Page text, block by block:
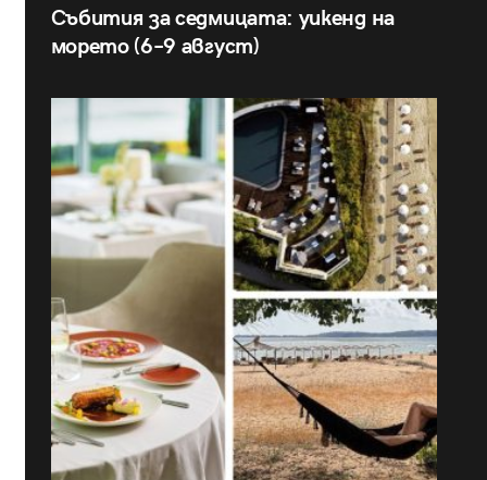
Събития за седмицата: уикенд на
морето (6–9 август)